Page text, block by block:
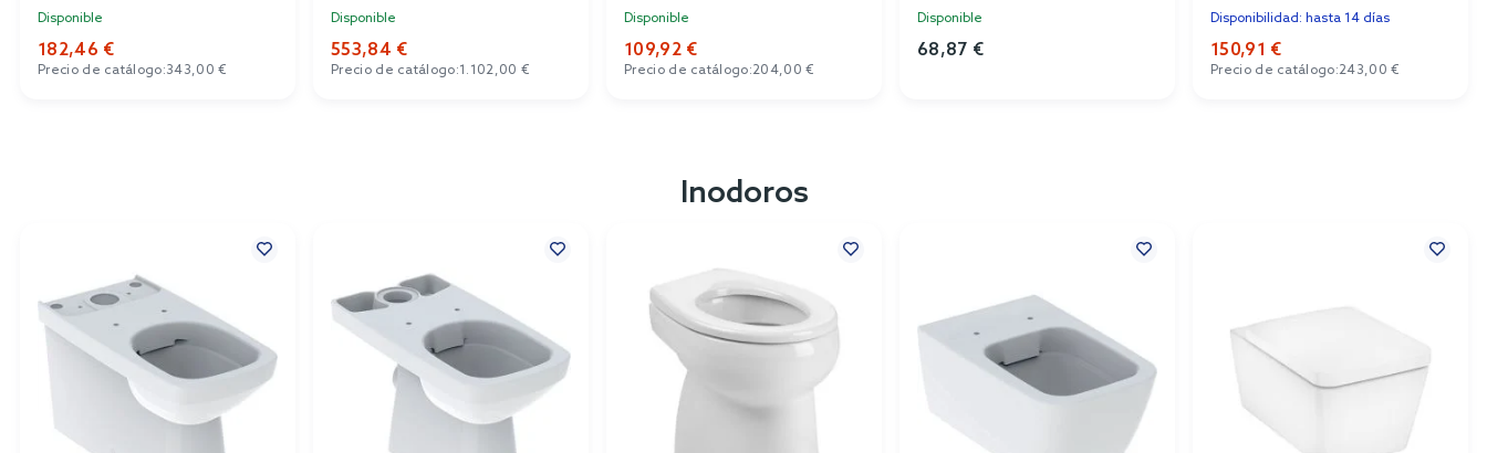
Disponible
182,46 €
Precio de catálogo:343,00 €
Disponible
553,84 €
Precio de catálogo:1.102,00 €
Disponible
109,92 €
Precio de catálogo:204,00 €
Disponible
68,87 €
Disponibilidad: hasta 14 días
150,91 €
Precio de catálogo:243,00 €
Inodoros